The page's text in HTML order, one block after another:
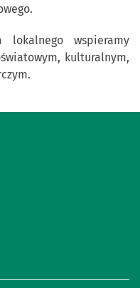
lokalnego wspieramy
kulturalnym,